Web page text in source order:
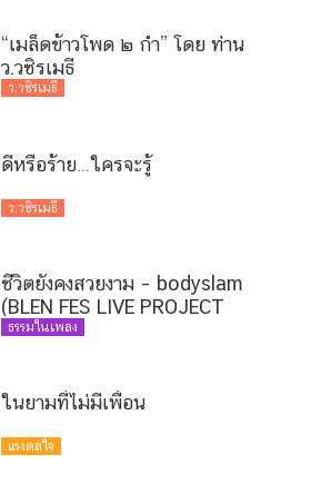
“เมล็ดข้าวโพด ๒ กำ” โดย ท่าน
ว.วชิรเมธี
ว.วชิรเมธี
ดีหรือร้าย…ใครจะรู้
ว.วชิรเมธี
ชีวิตยังคงสวยงาม – bodyslam
(BLEN FES LIVE PROJECT
VERSION)
ธรรมในเพลง
ในยามที่ไม่มีเพื่อน
แรงดลใจ